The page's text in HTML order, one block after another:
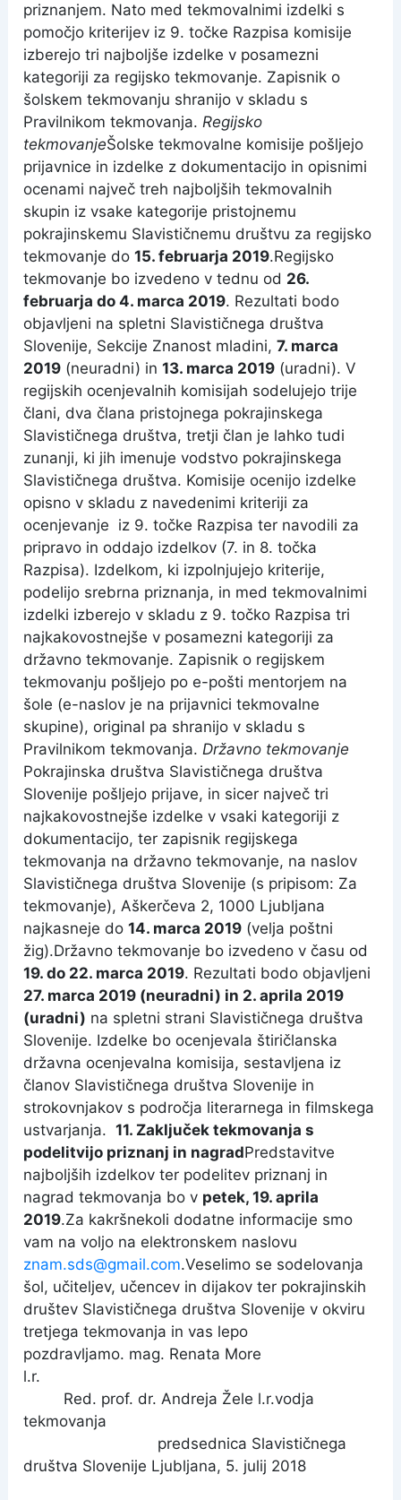
priznanjem. Nato med tekmovalnimi izdelki s
pomočjo kriterijev iz 9. točke Razpisa komisije
izberejo tri najboljše izdelke v posamezni
kategoriji za regijsko tekmovanje. Zapisnik o
šolskem tekmovanju shranijo v skladu s
Pravilnikom tekmovanja.Regijsko
tekmovanjeŠolske tekmovalne komisije pošljejo
prijavnice in izdelke z dokumentacijo in opisnimi
ocenami največ treh najboljših tekmovalnih
skupin iz vsake kategorije pristojnemu
pokrajinskemu Slavističnemu društvu za regijsko
tekmovanje do15. februarja 2019.Regijsko
tekmovanje bo izvedeno v tednu od 26.
februarja do 4. marca 2019. Rezultati bodo
objavljeni na spletni Slavističnega društva
Slovenije, Sekcije Znanost mladini,7. marca
2019 (neuradni) in13. marca 2019 (uradni). V
regijskih ocenjevalnih komisijah sodelujejo trije
člani, dva člana pristojnega pokrajinskega
Slavističnega društva, tretji član je lahko tudi
zunanji, ki jih imenuje vodstvo pokrajinskega
Slavističnega društva. Komisije ocenijo izdelke
opisno v skladu z navedenimi kriteriji za
ocenjevanje iz 9. točke Razpisa ter navodili za
pripravo in oddajo izdelkov (7. in 8. točka
Razpisa). Izdelkom, ki izpolnjujejo kriterije,
podelijo srebrna priznanja, in med tekmovalnimi
izdelki izberejo v skladu z 9. točko Razpisa tri
najkakovostnejše v posamezni kategoriji za
državno tekmovanje. Zapisnik o regijskem
tekmovanju pošljejo po e-pošti mentorjem na
šole (e-naslov je na prijavnici tekmovalne
skupine), original pa shranijo v skladu s
Pravilnikom tekmovanja.Državno tekmovanje
Pokrajinska društva Slavističnega društva
Slovenije pošljejo prijave, in sicer največ tri
najkakovostnejše izdelke v vsaki kategoriji z
dokumentacijo, ter zapisnik regijskega
tekmovanja na državno tekmovanje, na naslov
Slavističnega društva Slovenije (s pripisom: Za
tekmovanje), Aškerčeva 2, 1000 Ljubljana
najkasneje do14. marca 2019 (velja poštni
žig).Državno tekmovanje bo izvedeno v času od
19. do 22. marca 2019. Rezultati bodo objavljeni
27. marca 2019 (neuradni) in 2. aprila 2019
(uradni) na spletni strani Slavističnega društva
Slovenije. Izdelke bo ocenjevala štiričlanska
državna ocenjevalna komisija, sestavljena iz
članov Slavističnega društva Slovenije in
strokovnjakov s področja literarnega in filmskega
ustvarjanja. 11. Zaključek tekmovanja s
podelitvijo priznanj in nagradPredstavitve
najboljših izdelkov ter podelitev priznanj in
nagrad tekmovanja bo v petek, 19. aprila
2019.Za kakršnekoli dodatne informacije smo
vam na voljo na elektronskem naslovu
znam.sds@gmail.com.Veselimo se sodelovanja
šol, učiteljev, učencev in dijakov ter pokrajinskih
društev Slavističnega društva Slovenije v okviru
tretjega tekmovanja in vas lepo
pozdravljamo. mag. Renata More
l.r.
Red. prof. dr. Andreja Žele l.r.vodja
tekmovanja
predsednica Slavističnega
društva Slovenije Ljubljana, 5. julij 2018